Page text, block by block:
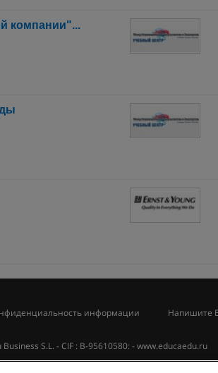
компании"...
информации Напишите
S.L. - CIF : B-95610580: - www.educaedu.ru